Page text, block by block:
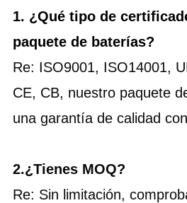
1. ¿Qué tipo de
paquete de baterías?
Re: ISO9001, ISO14001,
CE, CB, nuestro paquete
una garantía de calidad
2.¿Tienes MOQ?
Re: Sin limitación,